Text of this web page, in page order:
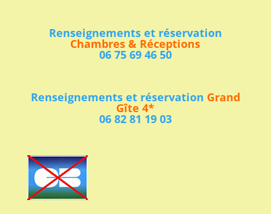
Renseignements et réservation
Chambres & Réceptions
06 75 69 46 50
Renseignements et réservation Grand
Gîte 4*
06 82 81 19 03